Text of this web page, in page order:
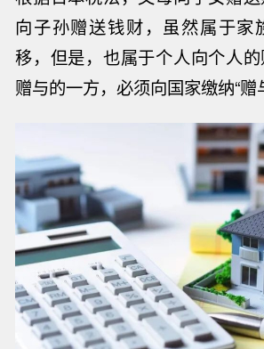
向子孙赠送钱财，虽然属于家
移，但是，也属于个人向个人
赠与的一方，必须向国家缴纳“赠